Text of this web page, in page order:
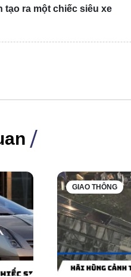
tiết lộ tên cho tờ Auto News,
Âu, ngay cả khi áp thuế
đủ cao tại châu Âu để
tạo ra một chiếc siêu xe
GIAO THÔNG